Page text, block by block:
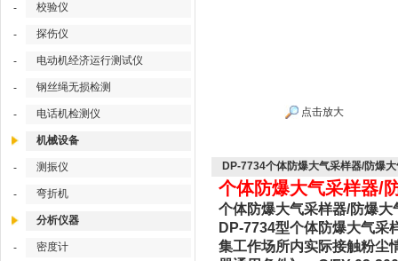
- 校验仪
- 探伤仪
- 电动机经济运行测试仪
- 钢丝绳无损检测
- 电话机检测仪
机械设备
- 测振仪
- 弯折机
分析仪器
- 密度计
点击放大
DP-7734个体防爆大气采样器/防爆
个体防爆大气采样器/
个体防爆大气采样器/防爆
DP-7734型个体防爆大气采
集工作场所内实际接触粉尘